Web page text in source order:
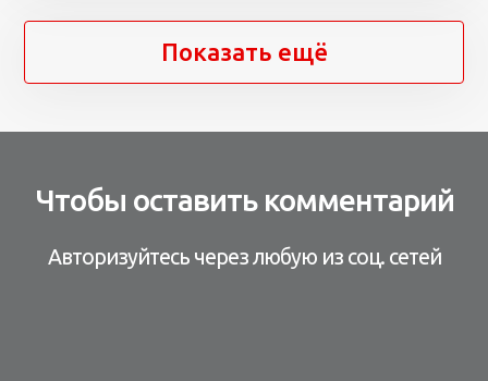
Показать ещё
Чтобы оставить комментарий
Авторизуйтесь через любую из соц. сетей